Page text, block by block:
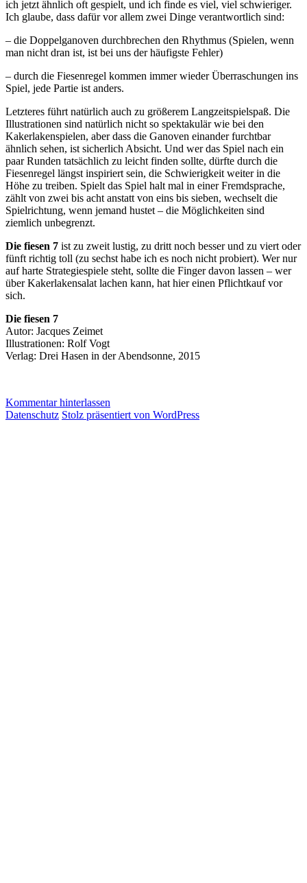
ich jetzt ähnlich oft gespielt, und ich finde es viel, viel schwieriger.
Ich glaube, dass dafür vor allem zwei Dinge verantwortlich sind:
– die Doppelganoven durchbrechen den Rhythmus (Spielen, wenn
man nicht dran ist, ist bei uns der häufigste Fehler)
– durch die Fiesenregel kommen immer wieder Überraschungen ins
Spiel, jede Partie ist anders.
Letzteres führt natürlich auch zu größerem Langzeitspielspaß. Die
Illustrationen sind natürlich nicht so spektakulär wie bei den
Kakerlakenspielen, aber dass die Ganoven einander furchtbar
ähnlich sehen, ist sicherlich Absicht. Und wer das Spiel nach ein
paar Runden tatsächlich zu leicht finden sollte, dürfte durch die
Fiesenregel längst inspiriert sein, die Schwierigkeit weiter in die
Höhe zu treiben. Spielt das Spiel halt mal in einer Fremdsprache,
zählt von zwei bis acht anstatt von eins bis sieben, wechselt die
Spielrichtung, wenn jemand hustet – die Möglichkeiten sind
ziemlich unbegrenzt.
Die fiesen 7 ist zu zweit lustig, zu dritt noch besser und zu viert oder
fünft richtig toll (zu sechst habe ich es noch nicht probiert). Wer nur
auf harte Strategiespiele steht, sollte die Finger davon lassen – wer
über Kakerlakensalat lachen kann, hat hier einen Pflichtkauf vor
sich.
Die fiesen 7
Autor: Jacques Zeimet
Illustrationen: Rolf Vogt
Verlag: Drei Hasen in der Abendsonne, 2015
Kommentar hinterlassen
Datenschutz Stolz präsentiert von WordPress